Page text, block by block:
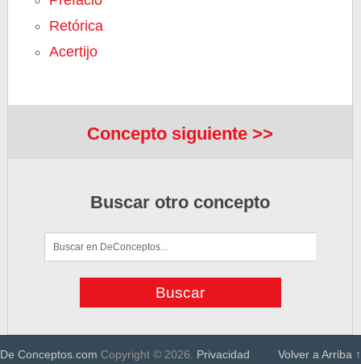
Retórica
Acertijo
Concepto siguiente >>
Buscar otro concepto
De Conceptos.com Copyright © 2026. Privacidad Volver a Arriba ↑